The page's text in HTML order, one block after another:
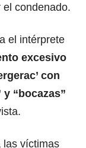
el condenado.
el intérprete
excesivo
con
“bocazas”
las víctimas